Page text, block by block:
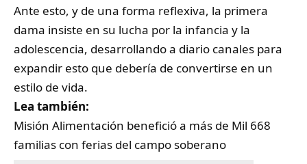
Ante esto, y de una forma reflexiva, la primera
dama insiste en su lucha por la infancia y la
adolescencia, desarrollando a diario canales para
expandir esto que debería de convertirse en un
estilo de vida.
Lea también:
Misión Alimentación benefició a más de Mil 668
familias con ferias del campo soberano